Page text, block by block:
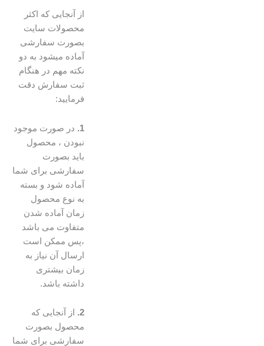
از آنجایی که اکثر
محصولات سایت
بصورت سفارشی
آماده میشود به دو
نکته مهم در هنگام
ثبت سفارش دقت
فرمایید:
در صورت موجود
نبودن ، محصول
باید بصورت
سفارشی برای شما
آماده شود و بسته
به نوع محصول
زمان آماده شدن
متفاوت می باشد
،پس ممکن است
ارسال آن نیاز به
زمان بیشتری
داشته باشد.
از آنجایی که
محصول بصورت
سفارشی برای شما